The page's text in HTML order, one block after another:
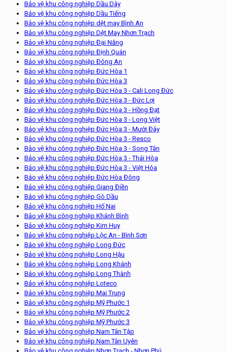
Bảo vệ khu công nghiệp Dầu Dây
Bảo vệ khu công nghiệp Dầu Tiếng
Bảo vệ khu công nghiệp dệt may Bình An
Bảo vệ khu công nghiệp Dệt May Nhơn Trạch
Bảo vệ khu công nghiệp Đại Năng
Bảo vệ khu công nghiệp Định Quán
Bảo vệ khu công nghiệp Đông An
Bảo vệ khu công nghiệp Đức Hòa 1
Bảo vệ khu công nghiệp Đức Hòa 3
Bảo vệ khu công nghiệp Đức Hòa 3 - Cali Long Đức
Bảo vệ khu công nghiệp Đức Hòa 3 - Đức Lợi
Bảo vệ khu công nghiệp Đức Hòa 3 - Hồng Đạt
Bảo vệ khu công nghiệp Đức Hòa 3 - Long Việt
Bảo vệ khu công nghiệp Đức Hòa 3 - Mười Đây
Bảo vệ khu công nghiệp Đức Hòa 3 - Resco
Bảo vệ khu công nghiệp Đức Hòa 3 - Song Tân
Bảo vệ khu công nghiệp Đức Hòa 3 - Thái Hòa
Bảo vệ khu công nghiệp Đức Hòa 3 - Việt Hóa
Bảo vệ khu công nghiệp Đức Hòa Đông
Bảo vệ khu công nghiệp Giang Điền
Bảo vệ khu công nghiệp Gò Dầu
Bảo vệ khu công nghiệp Hố Nai
Bảo vệ khu công nghiệp Khánh Bình
Bảo vệ khu công nghiệp Kim Huy
Bảo vệ khu công nghiệp Lộc An - Bình Sơn
Bảo vệ khu công nghiệp Long Đức
Bảo vệ khu công nghiệp Long Hậu
Bảo vệ khu công nghiệp Long Khánh
Bảo vệ khu công nghiệp Long Thành
Bảo vệ khu công nghiệp Loteco
Bảo vệ khu công nghiệp Mai Trung
Bảo vệ khu công nghiệp Mỹ Phước 1
Bảo vệ khu công nghiệp Mỹ Phước 2
Bảo vệ khu công nghiệp Mỹ Phước 3
Bảo vệ khu công nghiệp Nam Tân Tập
Bảo vệ khu công nghiệp Nam Tân Uyên